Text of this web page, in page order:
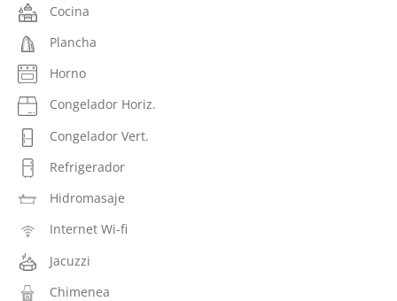
Cocina
Plancha
Horno
Congelador Horiz.
Congelador Vert.
Refrigerador
Hidromasaje
Internet Wi-fi
Jacuzzi
Chimenea